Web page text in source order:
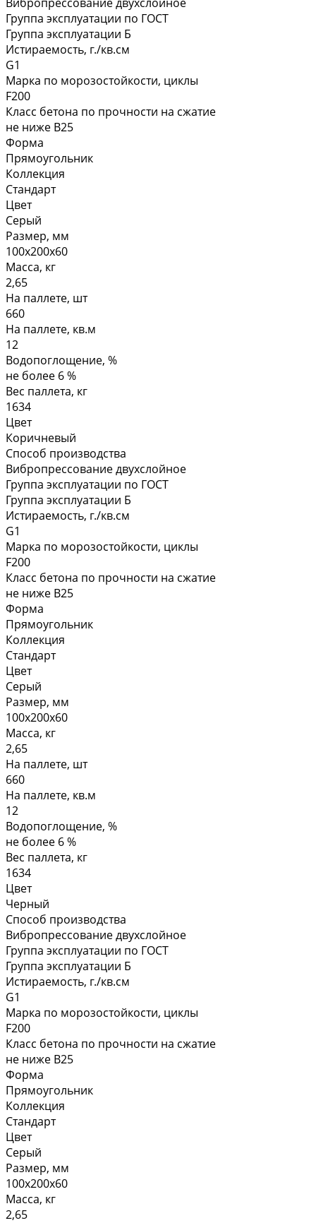
Группа эксплуатации по ГОСТ
Группа эксплуатации Б
Истираемость, г./кв.см
G1
Марка по морозостойкости, циклы
F200
Класс бетона по прочности на сжатие
не ниже В25
Форма
Прямоугольник
Коллекция
Стандарт
Цвет
Серый
Размер, мм
100х200х60
Масса, кг
2,65
На паллете, шт
660
На паллете, кв.м
12
Водопоглощение, %
не более 6 %
Вес паллета, кг
1634
Цвет
Коричневый
Способ производства
Вибропрессование двухслойное
Группа эксплуатации по ГОСТ
Группа эксплуатации Б
Истираемость, г./кв.см
G1
Марка по морозостойкости, циклы
F200
Класс бетона по прочности на сжатие
не ниже В25
Форма
Прямоугольник
Коллекция
Стандарт
Цвет
Серый
Размер, мм
100х200х60
Масса, кг
2,65
На паллете, шт
660
На паллете, кв.м
12
Водопоглощение, %
не более 6 %
Вес паллета, кг
1634
Цвет
Черный
Способ производства
Вибропрессование двухслойное
Группа эксплуатации по ГОСТ
Группа эксплуатации Б
Истираемость, г./кв.см
G1
Марка по морозостойкости, циклы
F200
Класс бетона по прочности на сжатие
не ниже В25
Форма
Прямоугольник
Коллекция
Стандарт
Цвет
Серый
Размер, мм
100х200х60
Масса, кг
2,65